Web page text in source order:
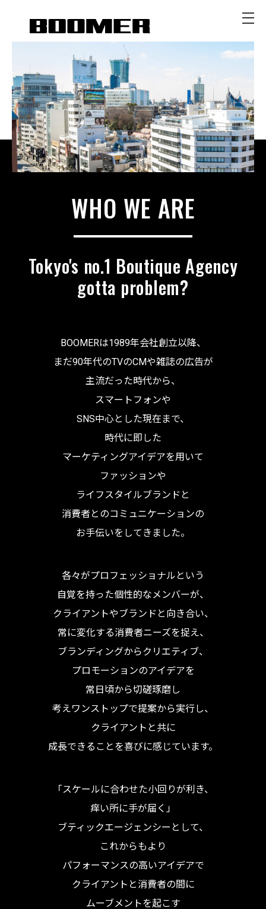
WHO WE ARE
Tokyo's no.1 Boutique Agency
gotta problem?
BOOMERは1989年会社創立以降、
まだ90年代のTVのCMや雑誌の広告が
主流だった時代から、
スマートフォンや
SNS中心とした現在まで、
時代に即した
マーケティングアイデアを用いて
ファッションや
ライフスタイルブランドと
消費者とのコミュニケーションの
お手伝いをしてきました。
各々がプロフェッショナルという
自覚を持った個性的なメンバーが、
クライアントやブランドと向き合い、
常に変化する消費者ニーズを捉え、
ブランディングからクリエティブ、
プロモーションのアイデアを
常日頃から切磋琢磨し
考えワンストップで提案から実行し、
クライアントと共に
成長できることを喜びに感じています。
「スケールに合わせた小回りが利き、
痒い所に手が届く」
ブティックエージェンシーとして、
これからもより
パフォーマンスの高いアイデアで
クライアントと消費者の間に
ムーブメントを起こす